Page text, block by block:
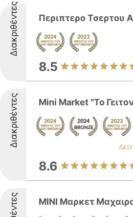
Διακριθέντες Περιπτερο Τσερτου
8.5
Διακριθέντες Mini Market "Το
8.6
ΜΙΝΙ Μαρκετ